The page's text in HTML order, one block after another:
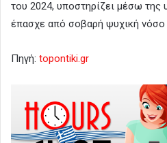
του 2024, υποστηρίζει μέσω της
έπασχε από σοβαρή ψυχική νόσο
Πηγή: topontiki.gr